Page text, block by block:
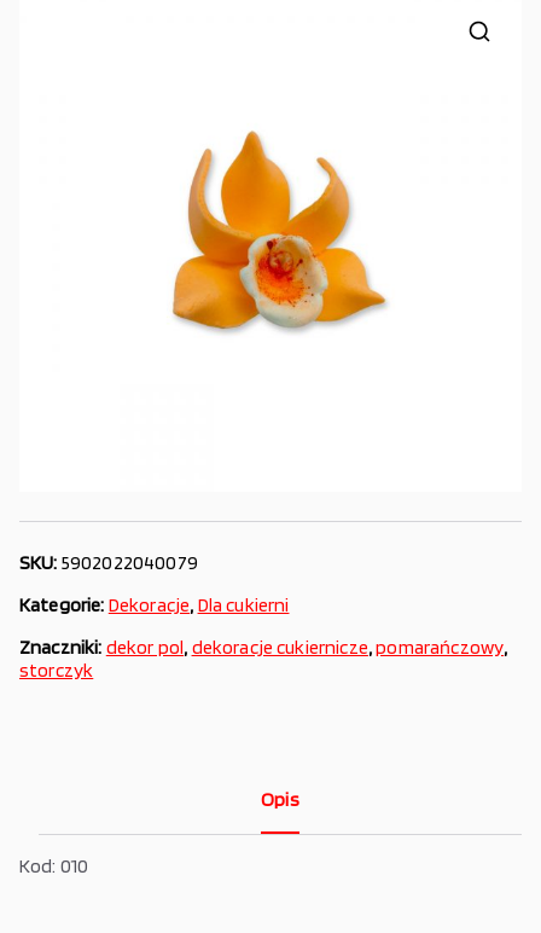
SKU: 5902022040079
Kategorie: Dekoracje, Dla cukierni
Znaczniki: dekor pol, dekoracje cukiernicze,pomarańczowy,
storczyk
Opis
Kod: 010